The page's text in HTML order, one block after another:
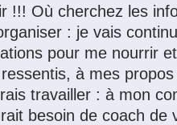
!!! Où cherchez les
: je vais
pour me nourrir
à mes
travailler : à mon
besoin de coach de